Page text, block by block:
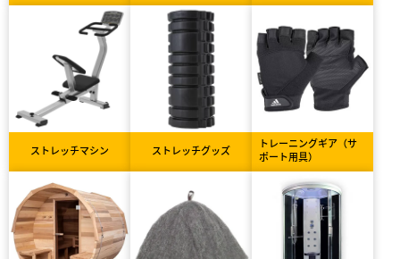
ストレッチマシン ストレッチグッズ
トレーニングギア（サ
ポート用具）